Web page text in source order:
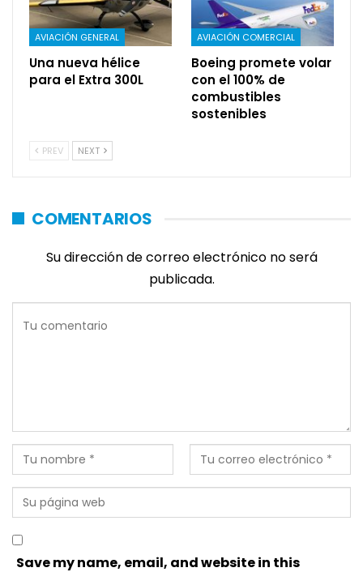
AVIACIÓN GENERAL
Una nueva hélice
para el Extra 300L
AVIACIÓN COMERCIAL
Boeing promete volar
con el 100% de
combustibles
sostenibles
PREV NEXT
COMENTARIOS
Su dirección de correo electrónico no será
publicada.
Save my name, email, and website in this